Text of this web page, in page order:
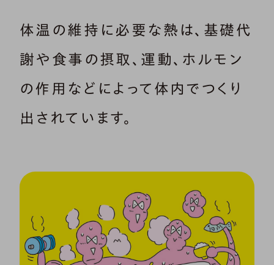
体温の維持に必要な熱は、基礎代
謝や食事の摂取、運動、ホルモン
の作用などによって体内でつくり
出されています。